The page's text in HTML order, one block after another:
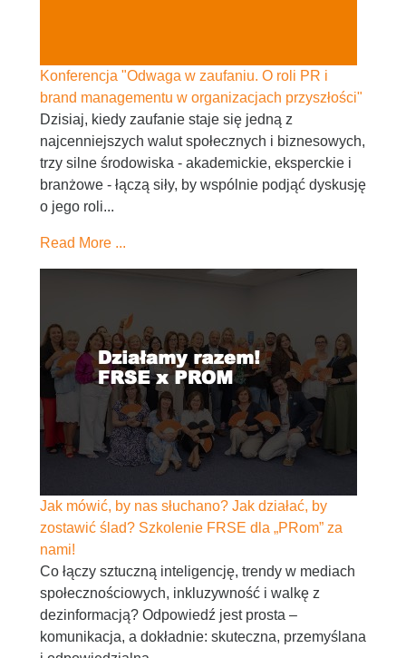
Konferencja "Odwaga w zaufaniu. O roli PR i
brand managementu w organizacjach przyszłości"
Dzisiaj, kiedy zaufanie staje się jedną z
najcenniejszych walut społecznych i biznesowych,
trzy silne środowiska - akademickie, eksperckie i
branżowe - łączą siły, by wspólnie podjąć dyskusję
o jego roli...
Read More ...
Jak mówić, by nas słuchano? Jak działać, by
zostawić ślad? Szkolenie FRSE dla „PRom” za
nami!
Co łączy sztuczną inteligencję, trendy w mediach
społecznościowych, inkluzywność i walkę z
dezinformacją? Odpowiedź jest prosta –
komunikacja, a dokładnie: skuteczna, przemyślana